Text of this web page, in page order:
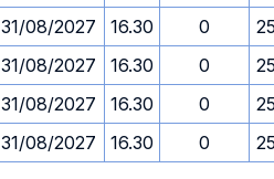
31/08/2027 16.30 0
31/08/2027 16.30 0
31/08/2027 16.30 0
31/08/2027 16.30 0